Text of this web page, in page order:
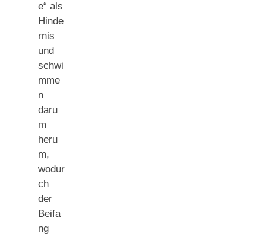
e“ als
Hinde
rnis
und
schwi
mme
n
daru
m
heru
m,
wodur
ch
der
Beifa
ng